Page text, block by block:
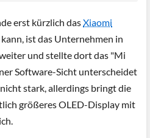
erst kürzlich dasXiaomi
ist das Unternehmen in
und stellte dort das "Mi
Software-Sicht unterscheidet
stark, allerdings bringt die
größeres OLED-Display mit